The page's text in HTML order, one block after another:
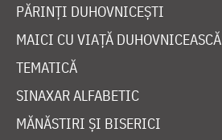
PĂRINȚI DUHOVNICEȘTI
MAICI CU VIAȚĂ DUHOVNICEASCĂ
TEMATICĂ
SINAXAR ALFABETIC
MĂNĂSTIRI ȘI BISERICI